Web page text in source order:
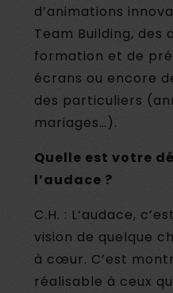
d’animations
Team Building, des
formation et de
écrans ou encore
des particuliers
mariages…).
Quelle est votre
l’audace ?
C.H. : L‘audace,
vision de quelque
à cœur. C’est
réalisable à ceux